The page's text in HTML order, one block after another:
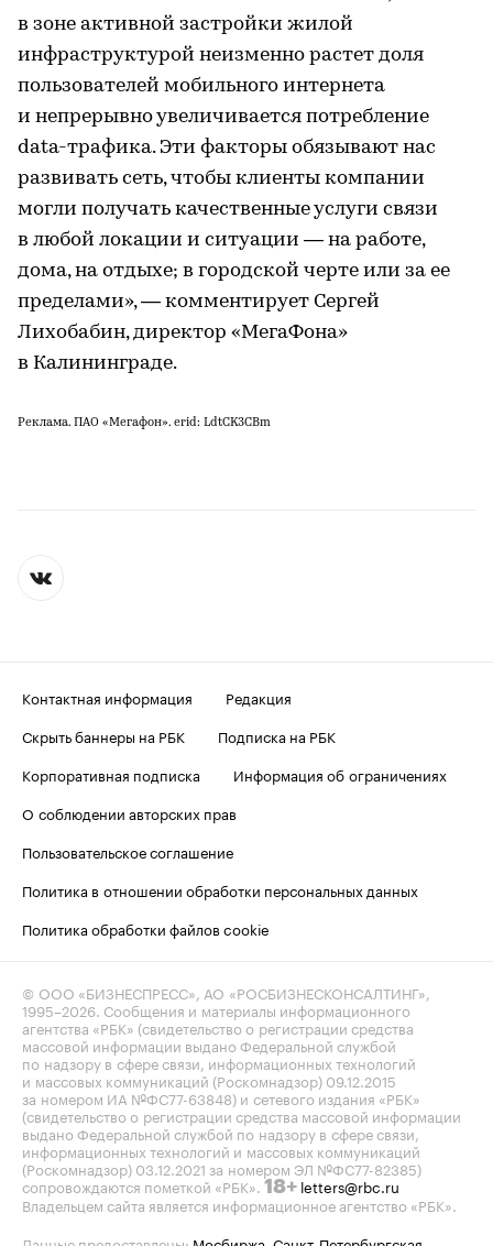
в зоне активной застройки жилой
инфраструктурой неизменно растет доля
пользователей мобильного интернета
и непрерывно увеличивается потребление
data-трафика. Эти факторы обязывают нас
развивать сеть, чтобы клиенты компании
могли получать качественные услуги связи
в любой локации и ситуации — на работе,
дома, на отдыхе; в городской черте или за ее
пределами», — комментирует Сергей
Лихобабин, директор «МегаФона»
в Калининграде.
Реклама. ПАО «Мегафон». erid: LdtCK3CBm
Контактная информация
Редакция
Скрыть баннеры на РБК
Подписка на РБК
Корпоративная подписка
Информация об ограничениях
О соблюдении авторских прав
Пользовательское соглашение
Политика в отношении обработки персональных данных
Политика обработки файлов cookie
© ООО «БИЗНЕСПРЕСС», АО «РОСБИЗНЕСКОНСАЛТИНГ»,
1995–2026 . Сообщения и материалы информационного
агентства «РБК» (свидетельство о регистрации средства
массовой информации выдано Федеральной службой
по надзору в сфере связи, информационных технологий
и массовых коммуникаций (Роскомнадзор) 09.12.2015
за номером ИА №ФС77-63848) и сетевого издания «РБК»
(свидетельство о регистрации средства массовой информации
выдано Федеральной службой по надзору в сфере связи,
информационных технологий и массовых коммуникаций
(Роскомнадзор) 03.12.2021 за номером ЭЛ №ФС77-82385)
сопровождаются пометкой «РБК». 18+ letters@rbc.ru
Владельцем сайта является информационное агентство «РБК».